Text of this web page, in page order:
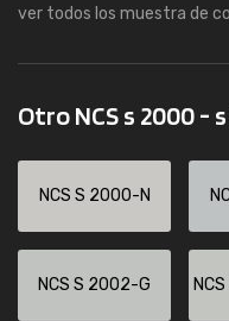
ver todos los muestra de
Otro NCS s 2000 -
NCS S 2000-N
NCS S 2002-G